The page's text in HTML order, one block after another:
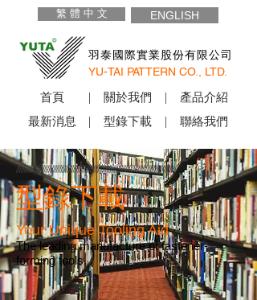
繁 體 中 文 ENGLISH
羽泰國際實業股份有限公司
YU-TAI PATTERN CO., LTD.
首頁 關於我們
產品介紹
最新消息
型錄下載 聯絡我們
型錄下載
Your Unique Tooling Aid
The leading manufacture of fastener-
forming tools.